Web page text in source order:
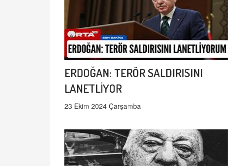
ERDOĞAN: TERÖR SALDIRISINI
LANETLİYOR
23 Ekim 2024 Çarşamba